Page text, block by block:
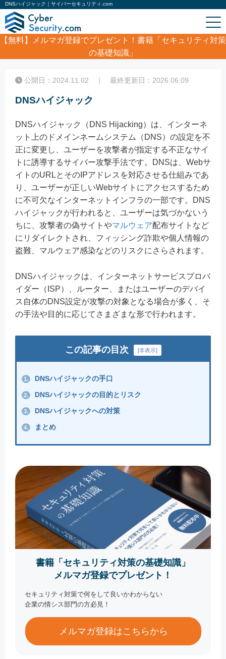
DNSハイジャック｜サイバーセキュリティ.com
【無料】
メルマガ登録でプレゼント！書籍「セキュリティ対策
の基礎知識」
DNSハイジャック
公開日：2024.11.02 ｜ 最終更新日：2026.06.09
DNSハイジャック
DNSハイジャック（DNS Hijacking）は、インターネ
ット上のドメインネームシステム（DNS）の設定を不
正に変更し、ユーザーを攻撃者が指定する不正なサイ
トに誘導するサイバー攻撃手法です。DNSは、Webサ
イトのURLとそのIPアドレスを対応させる仕組みであ
り、ユーザーが正しいWebサイトにアクセスするため
に不可欠なインターネットインフラの一部です。DNS
ハイジャックが行われると、ユーザーは気づかないう
ちに、攻撃者の偽サイトやマルウェア配布サイトなど
にリダイレクトされ、フィッシング詐欺や個人情報の
盗難、マルウェア感染などのリスクにさらされます。
DNSハイジャックは、インターネットサービスプロバ
イダー（ISP）、ルーター、またはユーザーのデバイ
ス自体のDNS設定が攻撃の対象となる場合が多く、そ
の手法や目的に応じてさまざまな形で行われます。
この記事の目次 [非表示]
1. DNSハイジャックの手口
2. DNSハイジャックの目的とリスク
3. DNSハイジャックへの対策
4. まとめ
書籍「セキュリティ対策の基礎知識」
メルマガ登録でプレゼント！
セキュリティ対策で何をして良いかわからない
企業の情シス部門の方必見！
メルマガ登録はこちらから